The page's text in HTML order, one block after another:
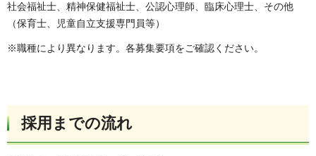
社会福祉士、精神保健福祉士、公認心理師、臨床心理士、その他
（保育士、児童自立支援専門員等）
※職種により異なります。各募集要項をご確認ください。
採用までの流れ